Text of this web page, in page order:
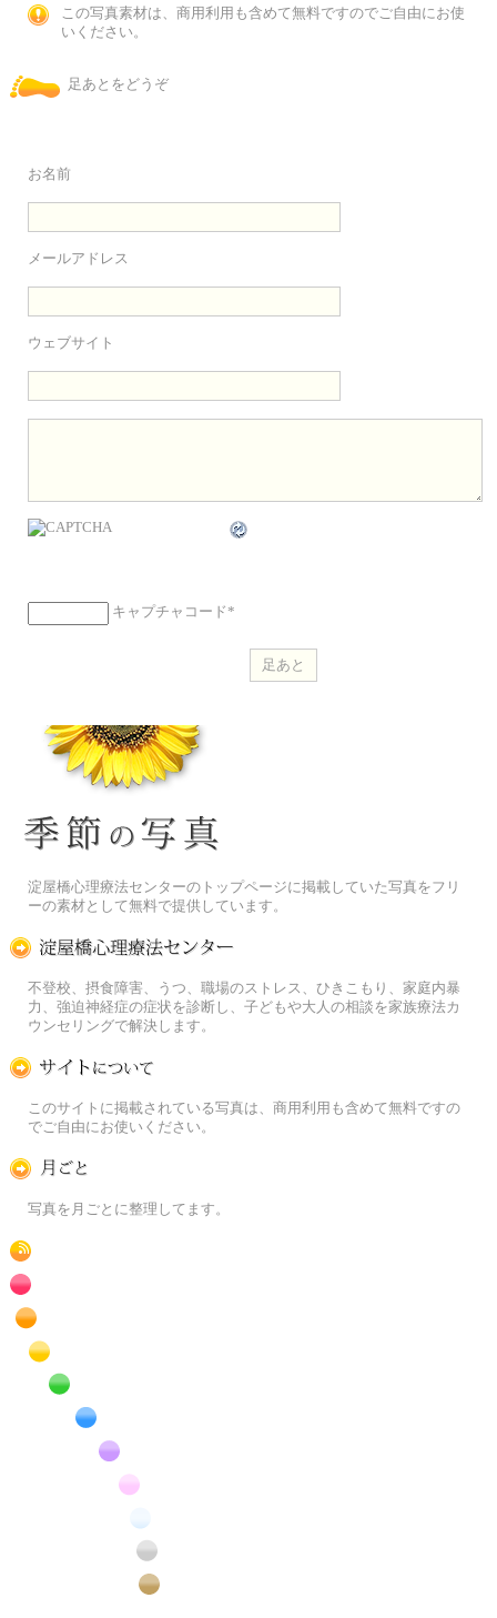
この写真素材は、商用利用も含めて無料ですのでご自由にお使
いください。
足あとをどうぞ
お名前
メールアドレス
ウェブサイト
キャプチャコード *
淀屋橋心理療法センターのトップページに掲載していた写真をフリ
ーの素材として無料で提供しています。
不登校、摂食障害、うつ、職場のストレス、ひきこもり、家庭内暴
力、強迫神経症の症状を診断し、子どもや大人の相談を家族療法カ
ウンセリングで解決します。
このサイトに掲載されている写真は、商用利用も含めて無料ですの
でご自由にお使いください。
写真を月ごとに整理してます。
RSS
赤色の花のフリー写真素材
橙色の花のフリー写真素材
黄色の花のフリー写真素材
緑色の花のフリー写真素材
青色の花のフリー写真素材
紫色の花のフリー写真素材
白色の花のフリー写真素材
昆虫のフリー写真素材